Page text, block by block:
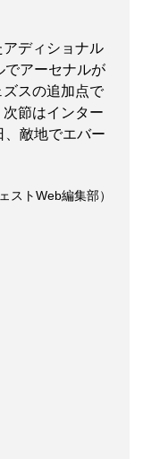
ディショナル
でアーセナルが
スの追加点で
節はインター
、敵地でエバー
ストWeb編集部）